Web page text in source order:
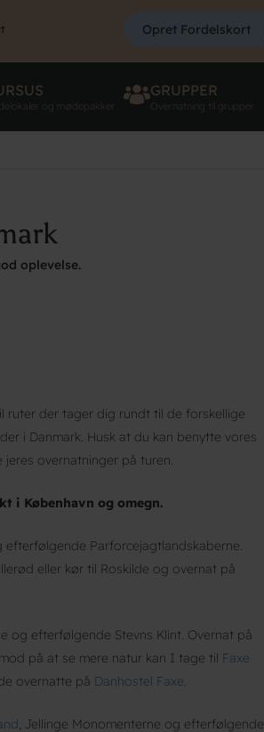
Opret Fordelskort
og mødepakker
GRUPPER
Overnatning til grupper
oplevelse.
ruter der tager dig rundt til de forskellige
i Danmark. Husk at du kan benytte vores
overnatninger på turen.
i København og omegn.
Parforcejagtlandskaberne.
eller kør til Roskilde og overnat på
og efterfølgende Stevns Klint. Overnat på
mod på at se mere natur kan I tage til Faxe
overnatte på Danhostel Faxe
, Jellinge Monomenterne og efterfølgende